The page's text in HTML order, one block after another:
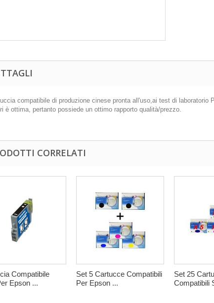
compatibile di produzione cinese pronta all'uso,ai test di
è ottima, pertanto possiede un ottimo rapporto qualità/prezzo.
CORRELATI
Compatibile
Epson ...
Set 5 Cartucce Compatibili
Per Epson ...
Set 25
Compatibili